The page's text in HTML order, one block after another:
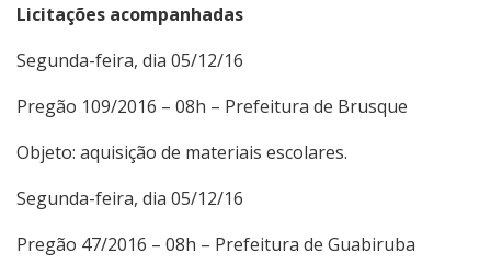
Licitações acompanhadas
Segunda-feira, dia 05/12/16
Pregão 109/2016 – 08h – Prefeitura de Brusque
Objeto: aquisição de materiais escolares.
Segunda-feira, dia 05/12/16
Pregão 47/2016 – 08h – Prefeitura de Guabiruba